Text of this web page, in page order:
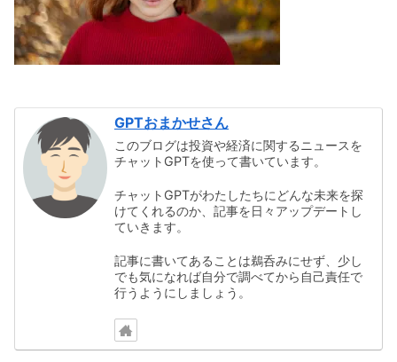
GPTおまかせさん
このブログは投資や経済に関するニュースを
チャットGPTを使って書いています。
チャットGPTがわたしたちにどんな未来を探
けてくれるのか、記事を日々アップデートし
ていきます。
記事に書いてあることは鵜呑みにせず、少し
でも気になれば自分で調べてから自己責任で
行うようにしましょう。